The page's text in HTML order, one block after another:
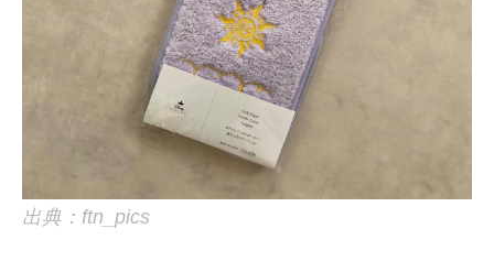
出典：ftn_pics